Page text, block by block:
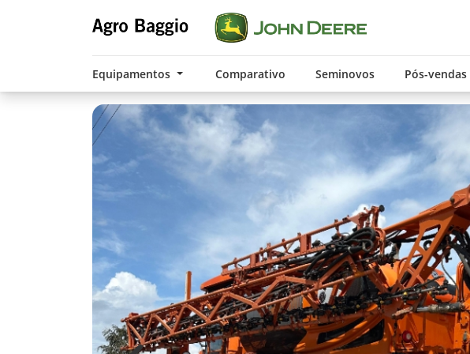
Equipamentos Comparativo Seminovos Pós-vendas